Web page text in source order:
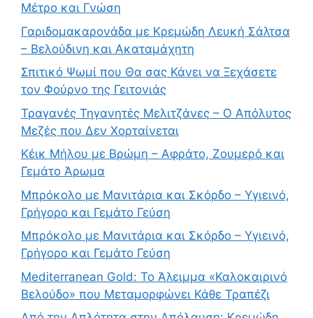
Μέτρο και Γνώση
Γαριδομακαρονάδα με Κρεμώδη Λευκή Σάλτσα
– Βελούδινη και Ακαταμάχητη
Σπιτικό Ψωμί που Θα σας Κάνει να Ξεχάσετε
τον Φούρνο της Γειτονιάς
Τραγανές Τηγανητές Μελιτζάνες – Ο Απόλυτος
Μεζές που Δεν Χορταίνεται
Κέικ Μήλου με Βρώμη – Αφράτο, Ζουμερό και
Γεμάτο Άρωμα
Μπρόκολο με Μανιτάρια και Σκόρδο – Υγιεινό,
Γρήγορο και Γεμάτο Γεύση
Μπρόκολο με Μανιτάρια και Σκόρδο – Υγιεινό,
Γρήγορο και Γεμάτο Γεύση
Mediterranean Gold: Το Άλειμμα «Καλοκαιρινό
Βελούδο» που Μεταμορφώνει Κάθε Τραπέζι